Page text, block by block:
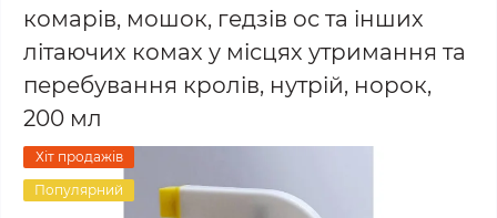
комарів, мошок, гедзів ос та інших
літаючих комах у місцях утримання та
перебування кролів, нутрій, норок,
200 мл
Хіт продажів
Популярний